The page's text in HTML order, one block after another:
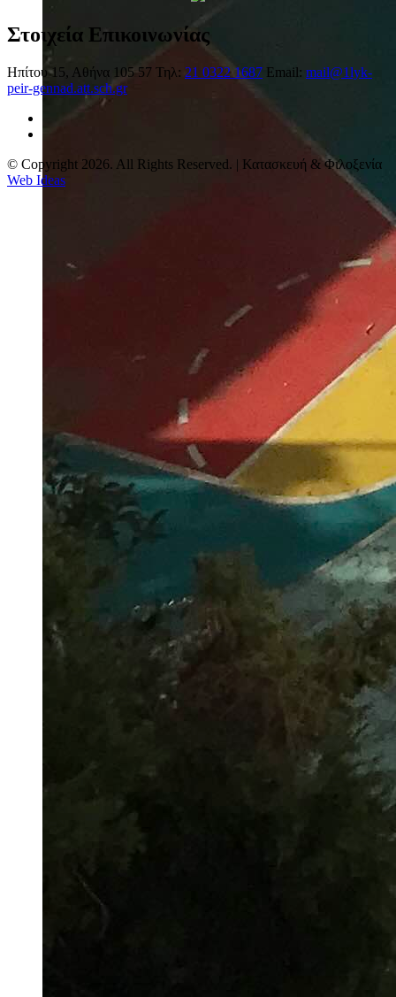
Στοιχεία Επικοινωνίας
Ηπίτου 15, Αθήνα 105 57 Τηλ: 21 0322 1687 Email: mail@1lyk-
peir-gennad.att.sch.gr
© Copyright 2026. All Rights Reserved. | Κατασκευή & Φιλοξενία
Web Ideas